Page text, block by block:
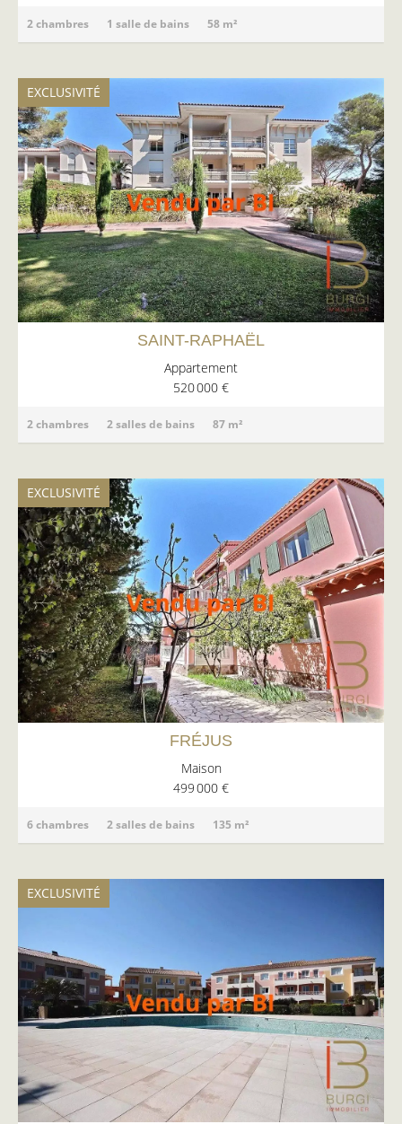
2 chambres 1 salle de bains 58 m²
SAINT-RAPHAËL
Appartement
520 000 €
2 chambres 2 salles de bains 87 m²
EXCLUSIVITÉ
FRÉJUS
Maison
499 000 €
6 chambres 2 salles de bains 135 m²
EXCLUSIVITÉ
EXCLUSIVITÉ